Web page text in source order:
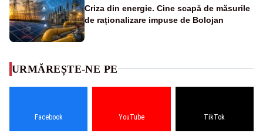
Criza din energie. Cine scapă de măsurile
de raționalizare impuse de Bolojan
URMĂREȘTE-NE PE
Facebook YouTube TikTok